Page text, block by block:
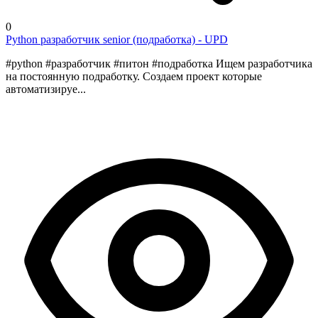
0
Python разработчик senior (подработка) - UPD
#python #разработчик #питон #подработка Ищем разработчика
на постоянную подработку. Создаем проект которые
автоматизируе...